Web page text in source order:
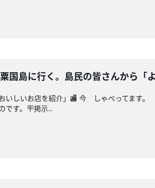
国島に行く。島民の皆さんから「
いしいお店を紹介」🏬 今 しゃべってます
です。🪧掲示...